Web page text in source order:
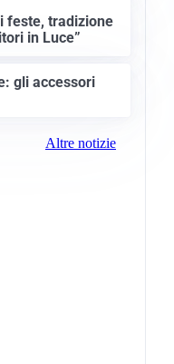
feste, tradizione
in Luce”
gli accessori
Altre notizie